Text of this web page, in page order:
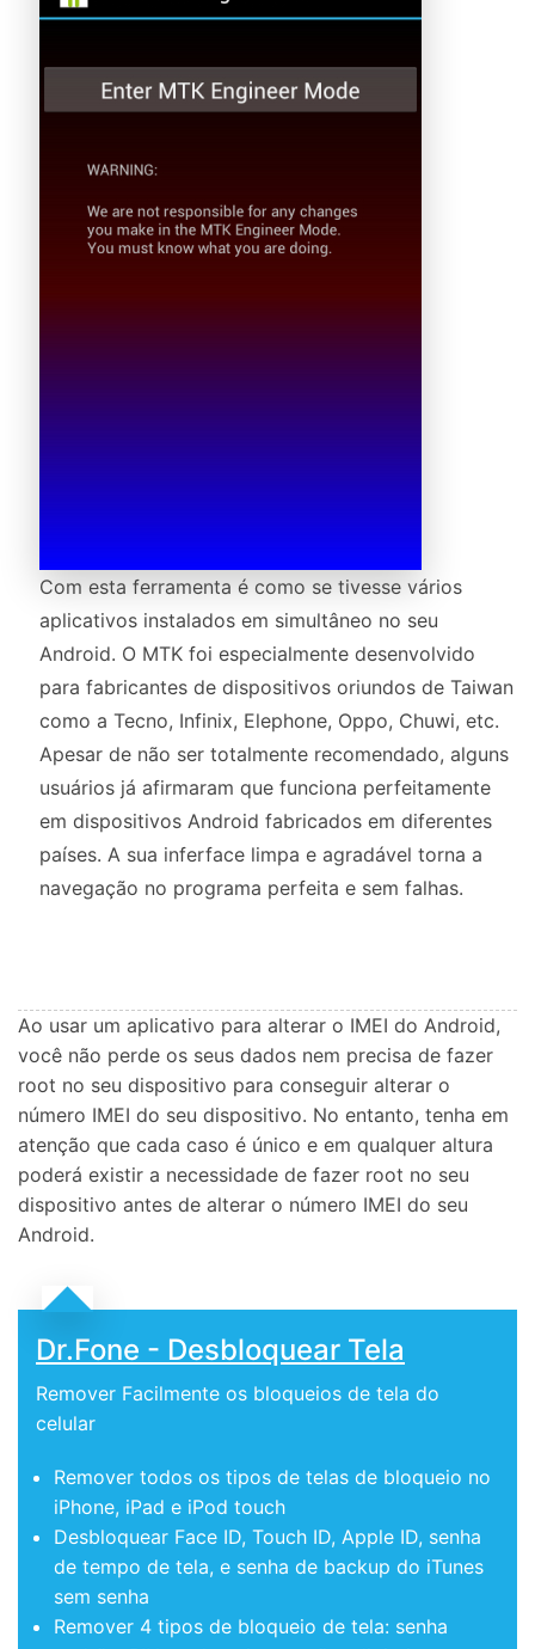
Com esta ferramenta é como se tivesse vários
aplicativos instalados em simultâneo no seu
Android. O MTK foi especialmente desenvolvido
para fabricantes de dispositivos oriundos de Taiwan
como a Tecno, Infinix, Elephone, Oppo, Chuwi, etc.
Apesar de não ser totalmente recomendado, alguns
usuários já afirmaram que funciona perfeitamente
em dispositivos Android fabricados em diferentes
países. A sua inferface limpa e agradável torna a
navegação no programa perfeita e sem falhas.
Ao usar um aplicativo para alterar o IMEI do Android,
você não perde os seus dados nem precisa de fazer
root no seu dispositivo para conseguir alterar o
número IMEI do seu dispositivo. No entanto, tenha em
atenção que cada caso é único e em qualquer altura
poderá existir a necessidade de fazer root no seu
dispositivo antes de alterar o número IMEI do seu
Android.
Dr.Fone - Desbloquear Tela
Remover Facilmente os bloqueios de tela do
celular
Remover todos os tipos de telas de bloqueio no
iPhone, iPad e iPod touch
Desbloquear Face ID, Touch ID, Apple ID, senha
de tempo de tela, e senha de backup do iTunes
sem senha
Remover 4 tipos de bloqueio de tela: senha